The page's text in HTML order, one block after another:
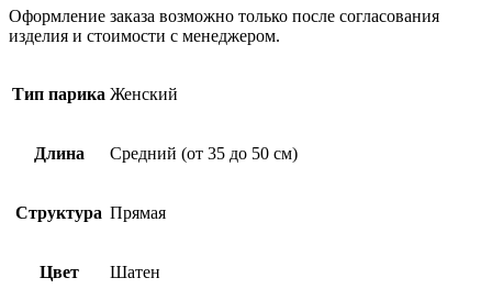
Оформление заказа возможно только после согласования
изделия и стоимости с менеджером.
Тип парика Женский
Длина Средний (от 35 до 50 см)
Структура Прямая
Цвет Шатен